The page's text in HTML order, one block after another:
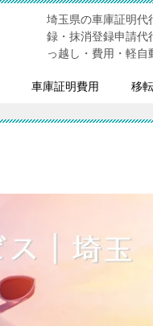
埼玉県の車庫証明代
録・抹消登録申請代
っ越し・費用・軽自
車庫証明費用 移